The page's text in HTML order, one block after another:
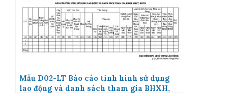
Mẫu D02-LT Báo cáo tình hình sử dụng
lao động và danh sách tham gia BHXH,